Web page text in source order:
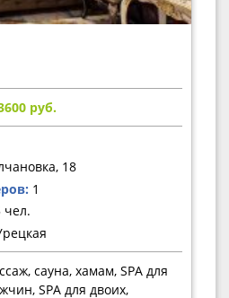
руб.
18
1
чел.
сауна, хамам, SPA для
SPA для двоих,